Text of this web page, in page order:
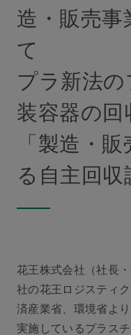
造・販売事
て
プラ新法
装容器の回
「製造・
る自主回
花王株式会社（社長
社の花王ロジスティ
済産業省、環境省よ
実施しているプラス